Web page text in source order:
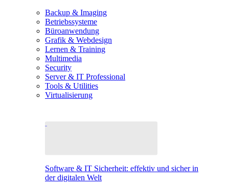
Backup & Imaging
Betriebssysteme
Büroanwendung
Grafik & Webdesign
Lernen & Training
Multimedia
Security
Server & IT Professional
Tools & Utilities
Virtualisierung
Software & IT Sicherheit: effektiv und sicher in
der digitalen Welt